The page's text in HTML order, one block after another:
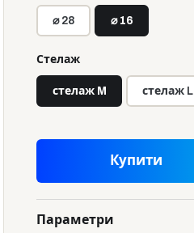
⌀ 28 ⌀ 16
Стелаж
стелаж M стелаж L
Купити
Параметри